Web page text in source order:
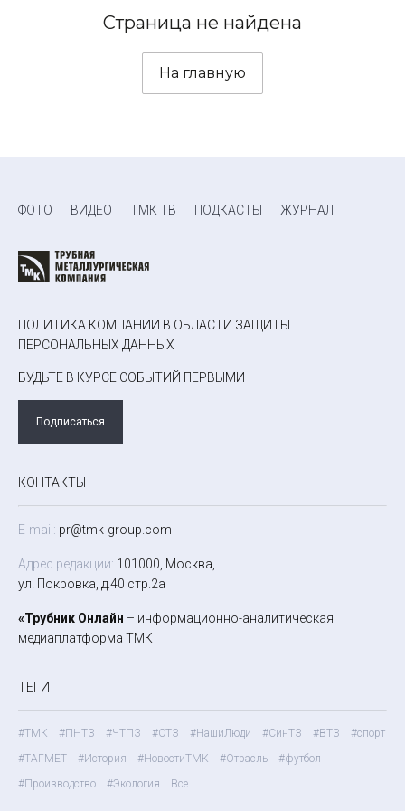
Страница не найдена
На главную
ФОТО ВИДЕО ТМК ТВ ПОДКАСТЫ ЖУРНАЛ
ПОЛИТИКА КОМПАНИИ В ОБЛАСТИ ЗАЩИТЫ
ПЕРСОНАЛЬНЫХ ДАННЫХ
БУДЬТЕ В КУРСЕ СОБЫТИЙ ПЕРВЫМИ
Подписаться
КОНТАКТЫ
E-mail: pr@tmk-group.com
Адрес редакции: 101000, Москва,
ул. Покровка, д.40 стр.2а
«Трубник Онлайн – информационно-аналитическая
медиаплатформа ТМК
ТЕГИ
#ТМК #ПНТЗ #ЧТПЗ #СТЗ #НашиЛюди #СинТЗ #ВТЗ
#спорт
#ТАГМЕТ
#История #НовостиТМК #Отрасль
#футбол
#Производство
#Экология Все